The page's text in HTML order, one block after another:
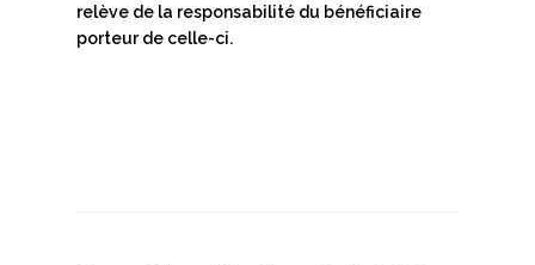
relève de la responsabilité du bénéficiaire
porteur de celle-ci.